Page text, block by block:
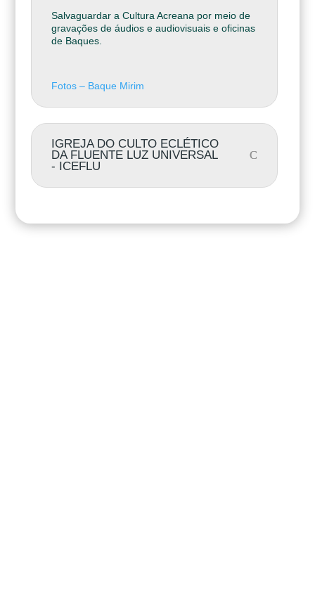
Salvaguardar a Cultura Acreana por meio de
gravações de áudios e audiovisuais e oficinas
de Baques.
Fotos – Baque Mirim
IGREJA DO CULTO ECLÉTICO
DA FLUENTE LUZ UNIVERSAL
- ICEFLU